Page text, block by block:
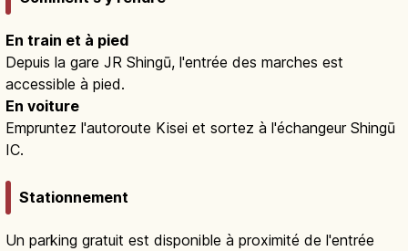
En train et à pied
Depuis la gare JR Shingū, l'entrée des marches est
accessible à pied.
En voiture
Empruntez l'autoroute Kisei et sortez à l'échangeur Shingū
IC.
Stationnement
Un parking gratuit est disponible à proximité de l'entrée